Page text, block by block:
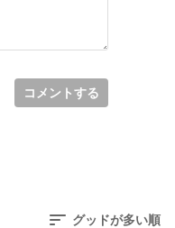
コメントする
グッドが多い順